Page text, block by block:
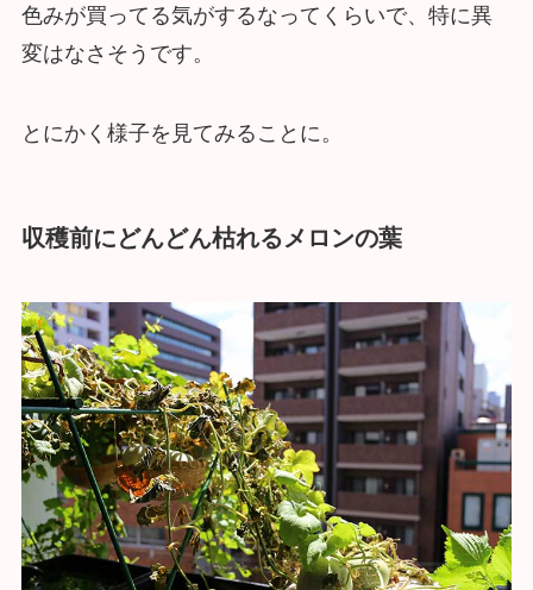
色みが買ってる気がするなってくらいで、特に異
変はなさそうです。
とにかく様子を見てみることに。
収穫前にどんどん枯れるメロンの葉